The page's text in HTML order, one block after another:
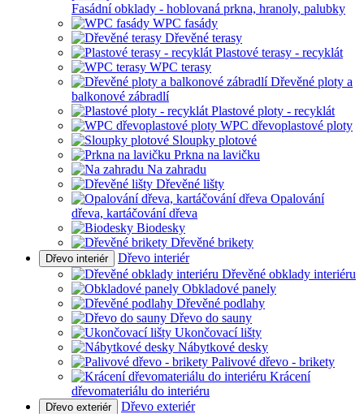
Fasádní obklady - hoblovaná prkna, hranoly, palubky
WPC fasády
Dřevěné terasy
Plastové terasy - recyklát
WPC terasy
Dřevěné ploty a
balkonové zábradlí
Plastové ploty - recyklát
WPC dřevoplastové ploty
Sloupky plotové
Prkna na lavičku
Na zahradu
Dřevěné lišty
Opalování
dřeva, kartáčování dřeva
Biodesky
Dřevěné brikety
Dřevo interiér
Dřevo interiér
Dřevěné obklady interiéru
Obkladové panely
Dřevěné podlahy
Dřevo do sauny
Ukončovací lišty
Nábytkové desky
Palivové dřevo - brikety
Krácení
dřevomateriálu do interiéru
Dřevo exteriér
Dřevo exteriér